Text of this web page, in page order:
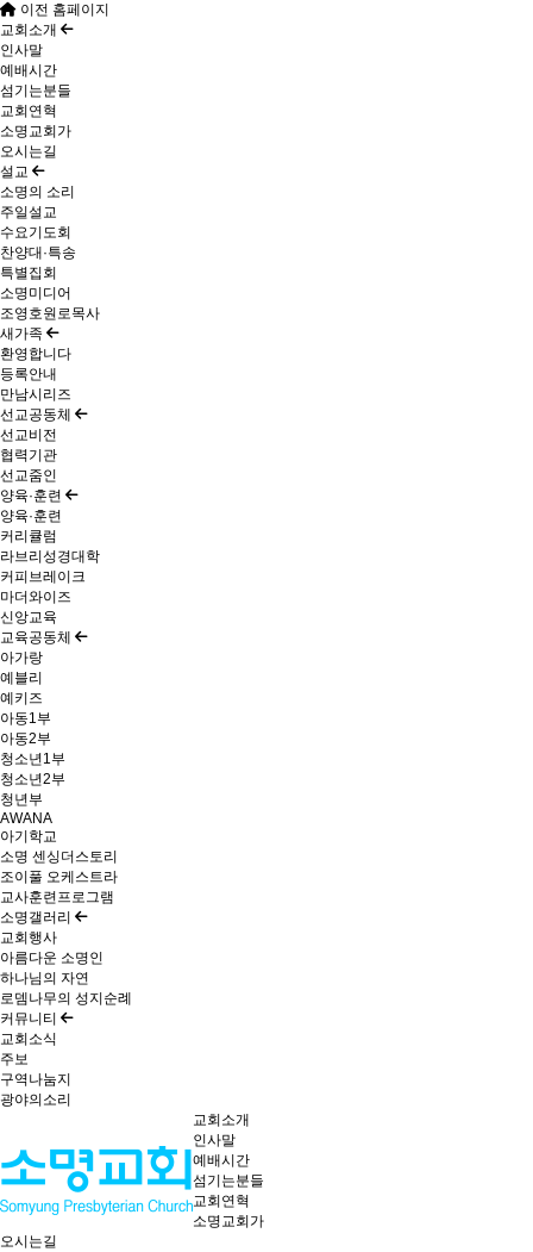
이전 홈페이지
교회소개
인사말
예배시간
섬기는분들
교회연혁
소명교회가
오시는길
설교
소명의 소리
주일설교
수요기도회
찬양대·특송
특별집회
소명미디어
조영호원로목사
새가족
환영합니다
등록안내
만남시리즈
선교공동체
선교비전
협력기관
선교줌인
양육·훈련
양육·훈련
커리큘럼
라브리성경대학
커피브레이크
마더와이즈
신앙교육
교육공동체
아가랑
예블리
예키즈
아동1부
아동2부
청소년1부
청소년2부
청년부
AWANA
아기학교
소명 센싱더스토리
조이풀 오케스트라
교사훈련프로그램
소명갤러리
교회행사
아름다운 소명인
하나님의 자연
로뎀나무의 성지순례
커뮤니티
교회소식
주보
구역나눔지
광야의소리
교회소개
인사말
예배시간
섬기는분들
교회연혁
소명교회가
오시는길